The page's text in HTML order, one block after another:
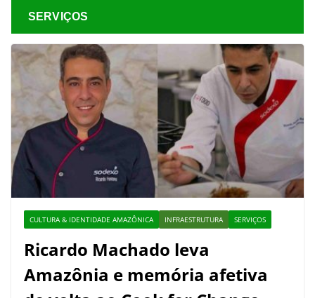
SERVIÇOS
CULTURA & IDENTIDADE AMAZÔNICA INFRAESTRUTURA SERVIÇOS
Ricardo Machado leva
Amazônia e memória afetiva